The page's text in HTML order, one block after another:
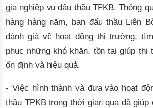
gia nghiệp vụ đấu thầu TPKB. Thông
hàng hàng năm, ban đấu thầu Liên
đánh giá về hoạt động thị trường,
phục những khó khăn, tồn tại giúp thị
ổn định và hiệu quả.
- Việc hình thành và đưa vào hoạt
thầu TPKB trong thời gian qua đã giúp